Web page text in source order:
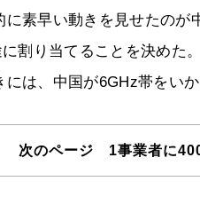
素早い動きを見せたの
割り当てることを決めた
は、中国が6GHz帯をい
次のページ 1事業者に